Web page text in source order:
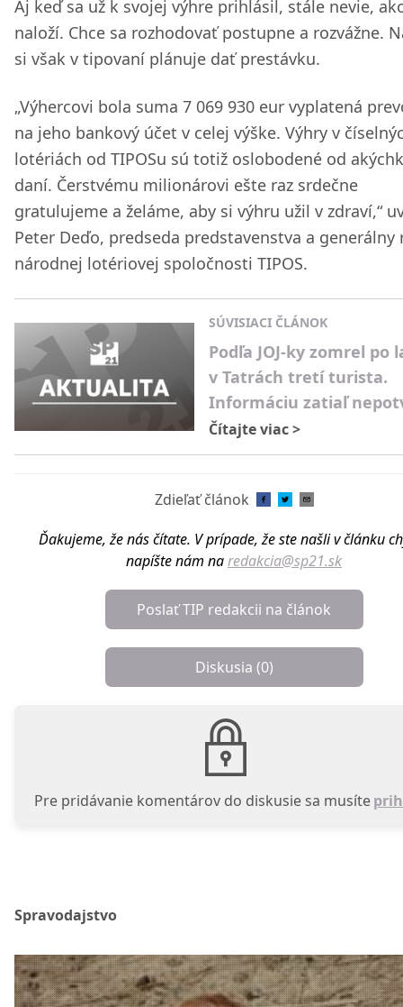
Aj keď sa už k svojej výhre prihlásil, stále nevie,
naloží. Chce sa rozhodovať postupne a rozvážne.
si však v tipovaní plánuje dať prestávku.
„Výhercovi bola suma 7 069 930 eur vyplatená
na jeho bankový účet v celej výške. Výhry v
lotériách od TIPOSu sú totiž oslobodené od
daní. Čerstvému milionárovi ešte raz srdečne
gratulujeme a želáme, aby si výhru užil v zdraví,“
Peter Deďo, predseda predstavenstva a generálny
národnej lotériovej spoločnosti TIPOS.
SÚVISIACI ČLÁNOK
Podľa JOJ-ky zomrel po
v Tatrách tretí turista.
Informáciu zatiaľ
Čítajte viac>
Zdieľať článok
Ďakujeme, že nás čítate. V prípade, že ste našli v článku
napíšte nám naredakcia@sp21.sk
Poslať TIP redakcii na článok
Diskusia (0)
Pre pridávanie komentárov do diskusie sa musíte
Spravodajstvo